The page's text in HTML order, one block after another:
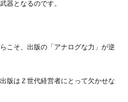
器となるのです。
こそ、出版の「アナログな力」が逆
版はＺ世代経営者にとって欠かせな